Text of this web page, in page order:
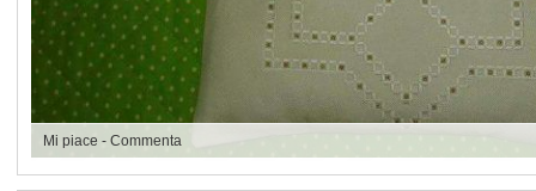
Mi piace - Commenta